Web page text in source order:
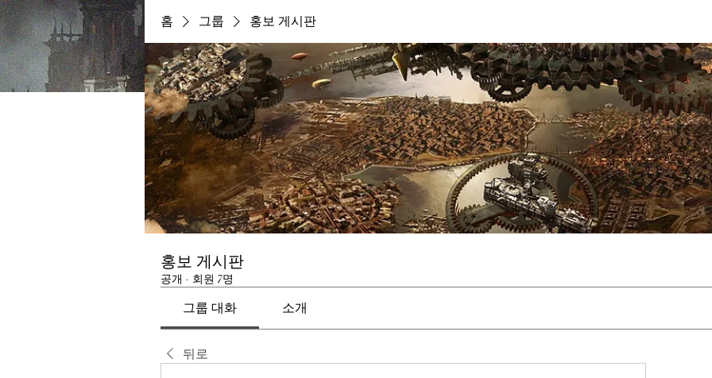
홈 그룹 홍보 게시판
홍보 게시판
공개 · 회원 7명
그룹 대화 소개
뒤로